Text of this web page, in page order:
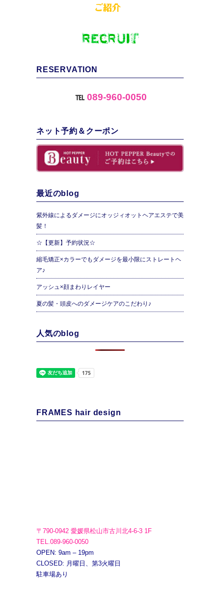
RESERVATION
℡ 089-960-0050
ネット予約＆クーポン
最近のblog
紫外線によるダメージにオッジィオットヘアエステで美
髪！
☆【更新】予約状況☆
縮毛矯正×カラーでもダメージを最小限にストレートヘ
ア♪
アッシュ×顔まわりレイヤー
夏の髪・頭皮へのダメージケアのこだわり♪
人気のblog
FRAMES hair design
〒790-0942 愛媛県松山市古川北4-6-3 1F
TEL.089-960-0050
OPEN: 9am – 19pm
CLOSED: 月曜日、第3火曜日
駐車場あり